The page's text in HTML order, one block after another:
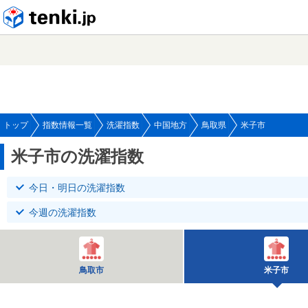
トップ 指数情報一覧 洗濯指数 中国地方 鳥取県 米子市
米子市の洗濯指数
今日・明日の洗濯指数
今週の洗濯指数
鳥取市 米子市